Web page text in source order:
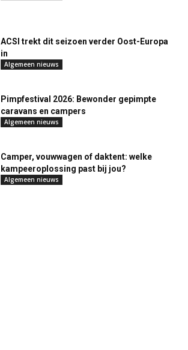
ACSI trekt dit seizoen verder Oost-Europa
in
Algemeen nieuws
Pimpfestival 2026: Bewonder gepimpte
caravans en campers
Algemeen nieuws
Camper, vouwwagen of daktent: welke
kampeeroplossing past bij jou?
Algemeen nieuws